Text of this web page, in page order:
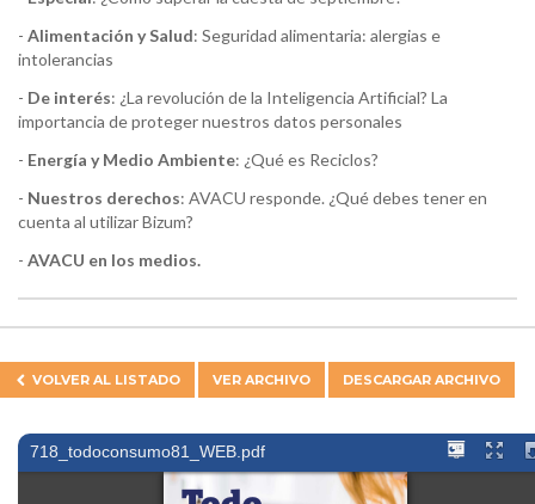
- Alimentación y Salud: Seguridad alimentaria: alergias e
intolerancias
- De interés: ¿La revolución de la Inteligencia Artificial? La
importancia de proteger nuestros datos personales
- Energía y Medio Ambiente: ¿Qué es Reciclos?
- Nuestros derechos: AVACU responde. ¿Qué debes tener en
cuenta al utilizar Bizum?
- AVACU en los medios.
VOLVER AL LISTADO VER ARCHIVO DESCARGAR ARCHIVO